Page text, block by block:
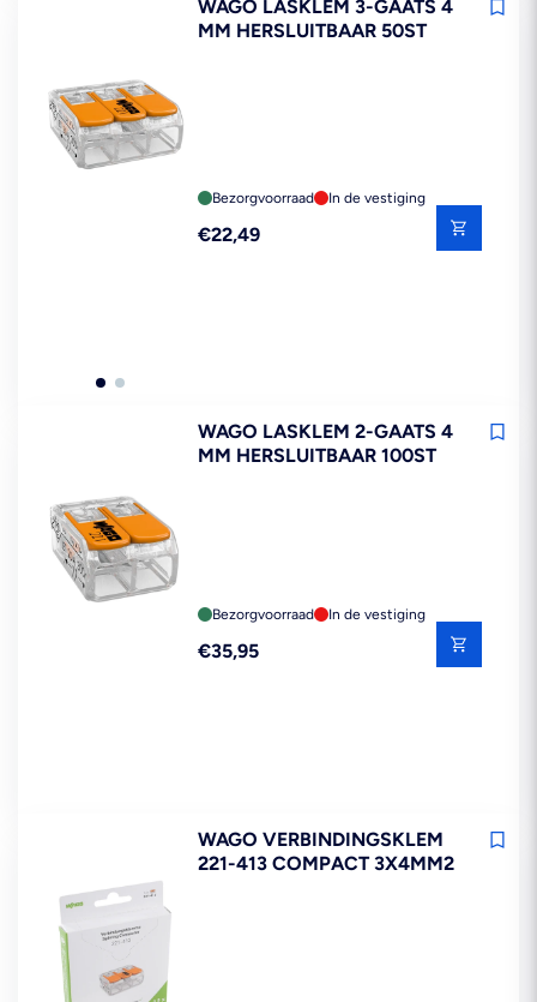
WAGO LASKLEM 3-GAATS 4
MM HERSLUITBAAR 50ST
Bezorgvoorraad In de vestiging
Reguliere
€22,49
WAGO LASKLEM 2-GAATS 4
MM HERSLUITBAAR 100ST
Bezorgvoorraad In de vestiging
Reguliere
€35,95
WAGO VERBINDINGSKLEM
221-413 COMPACT 3X4MM2